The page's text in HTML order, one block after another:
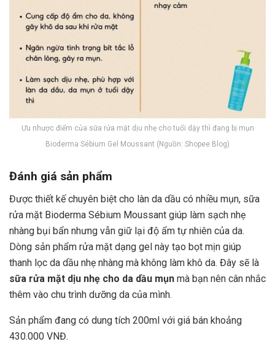
Ưu nhược điểm của sữa rửa mặt dịu nhẹ cho tuổi dậy thì đang bị mụn
Bioderma Sébium Gel Moussant (Nguồn: Shopee Blog)
Đánh giá sản phẩm
Được thiết kế chuyên biệt cho làn da dầu có nhiều mụn, sữa
rửa mặt Bioderma Sébium Moussant giúp làm sạch nhẹ
nhàng bụi bẩn nhưng vẫn giữ lại độ ẩm tự nhiên của da.
Dòng sản phẩm rửa mặt dạng gel này tạo bọt mịn giúp
thanh lọc da dầu nhẹ nhàng mà không làm khô da. Đây sẽ là
sữa rửa mặt dịu nhẹ cho da dầu mụn mà bạn nên cân nhắc
thêm vào chu trình dưỡng da của mình.
Sản phẩm đang có dung tích 200ml với giá bán khoảng
430.000 VNĐ.